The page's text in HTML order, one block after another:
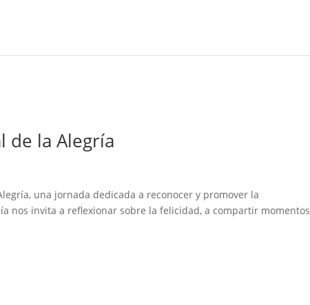
de la Alegría
una jornada dedicada a reconocer y promover la
nos invita a reflexionar sobre la felicidad, a compartir momentos